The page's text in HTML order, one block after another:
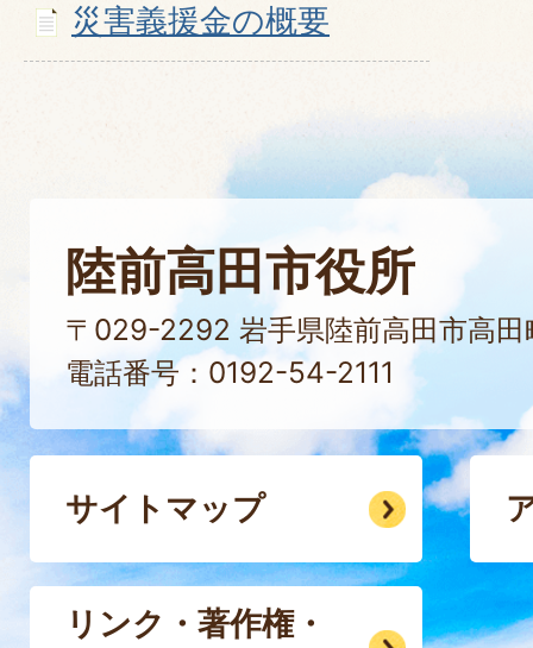
災害義援金の概要
陸前高田市役所
〒029-2292 岩手県陸前高田市高田
電話番号：0192-54-2111
サイトマップ
リンク・著作権・